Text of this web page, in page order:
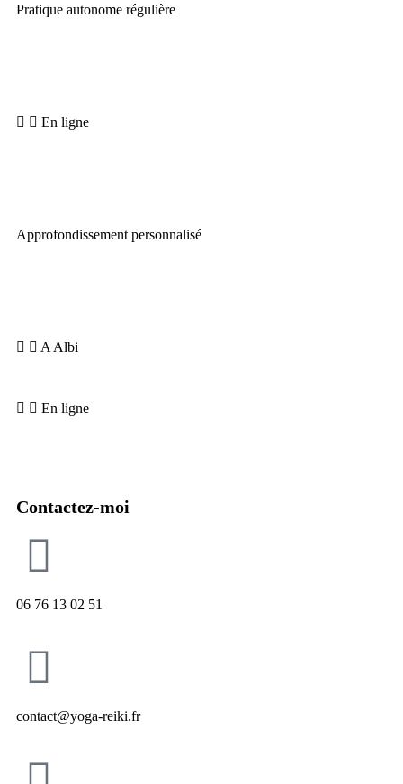
Pratique autonome régulière
En ligne
Approfondissement personnalisé
A Albi
En ligne
Contactez-moi
06 76 13 02 51
contact@yoga-reiki.fr